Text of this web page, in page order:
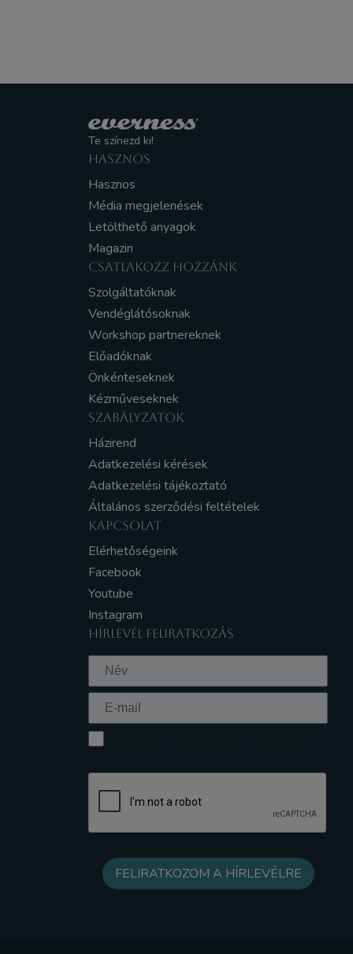
Te színezd ki!
HASZNOS
Hasznos
Média megjelenések
Letölthető anyagok
Magazin
CSATLAKOZZ HOZZÁNK
Szolgáltatóknak
Vendéglátósoknak
Workshop partnereknek
Előadóknak
Önkénteseknek
Kézműveseknek
SZABÁLYZATOK
Házirend
Adatkezelési kérések
Adatkezelési tájékoztató
Általános szerződési feltételek
KAPCSOLAT
Elérhetőségeink
Facebook
Youtube
Instagram
HÍRLEVÉL FELIRATKOZÁS